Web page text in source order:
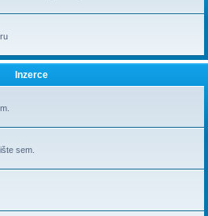
Inzerce
sem.